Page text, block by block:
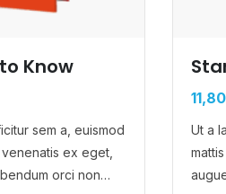
Know
sem a, euismod
ex eget,
orci non
11,80
Ut a